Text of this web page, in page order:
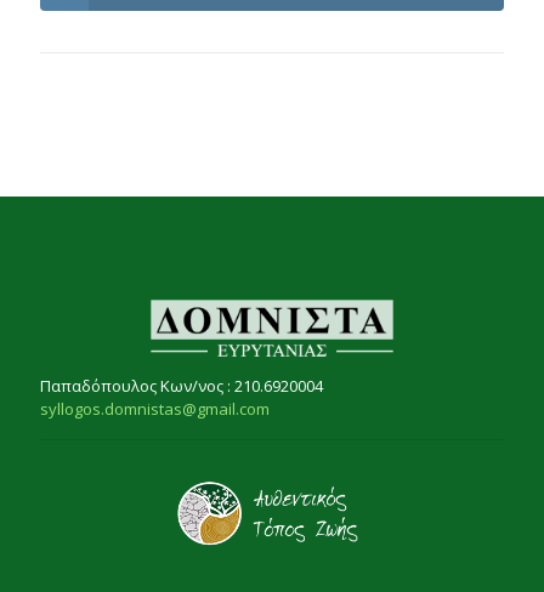
Παπαδόπουλος Κων/νος : 210.6920004
syllogos.domnistas@gmail.com